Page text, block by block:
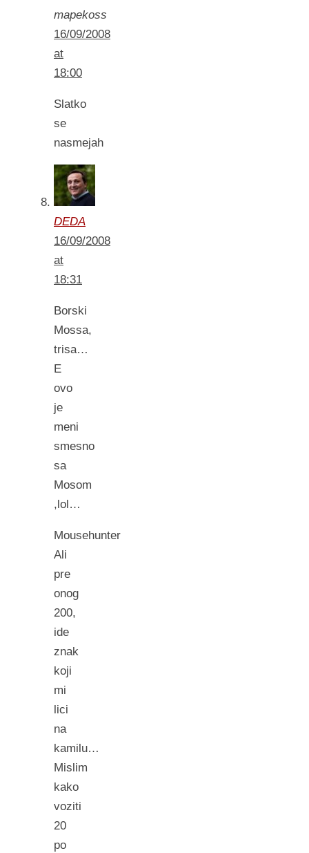
mapekoss
16/09/2008
at
18:00
Slatko
se
nasmejah
DEDA
16/09/2008
at
18:31
Borski
Mossa,
trisa…
E
ovo
je
meni
smesno
sa
Mosom
,lol…
Mousehunter
Ali
pre
onog
200,
ide
znak
koji
mi
lici
na
kamilu…
Mislim
kako
voziti
20
po